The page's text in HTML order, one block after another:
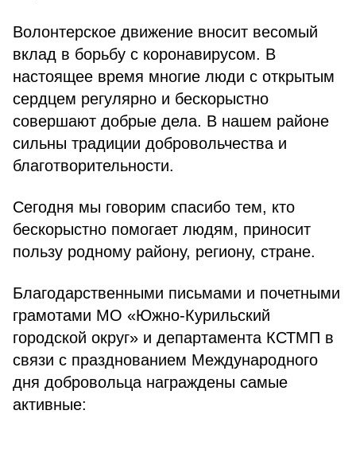
Волонтерское движение вносит весомый
вклад в борьбу с коронавирусом. В
настоящее время многие люди с открытым
сердцем регулярно и бескорыстно
совершают добрые дела. В нашем районе
сильны традиции добровольчества и
благотворительности.
Сегодня мы говорим спасибо тем, кто
бескорыстно помогает людям, приносит
пользу родному району, региону, стране.
Благодарственными письмами и почетными
грамотами МО «Южно-Курильский
городской округ» и департамента КСТМП в
связи с празднованием Международного
дня добровольца награждены самые
активные: